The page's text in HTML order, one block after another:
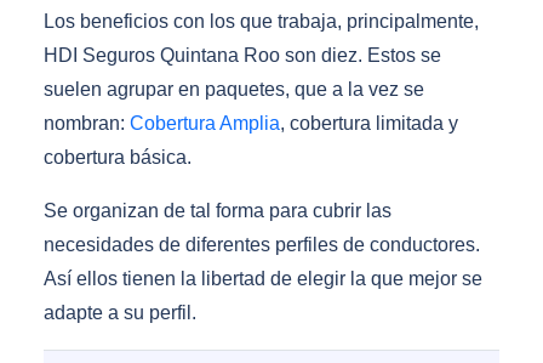
Los beneficios con los que trabaja, principalmente,
HDI Seguros Quintana Roo son diez. Estos se
suelen agrupar en paquetes, que a la vez se
nombran: Cobertura Amplia, cobertura limitada y
cobertura básica.
Se organizan de tal forma para cubrir las
necesidades de diferentes perfiles de conductores.
Así ellos tienen la libertad de elegir la que mejor se
adapte a su perfil.